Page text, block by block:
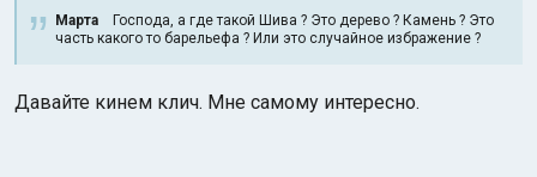
Марта Господа, а где такой Шива ? Это дерево ? Камень ? Это
часть какого то барельефа ? Или это случайное избражение ?
Давайте кинем клич. Мне самому интересно.